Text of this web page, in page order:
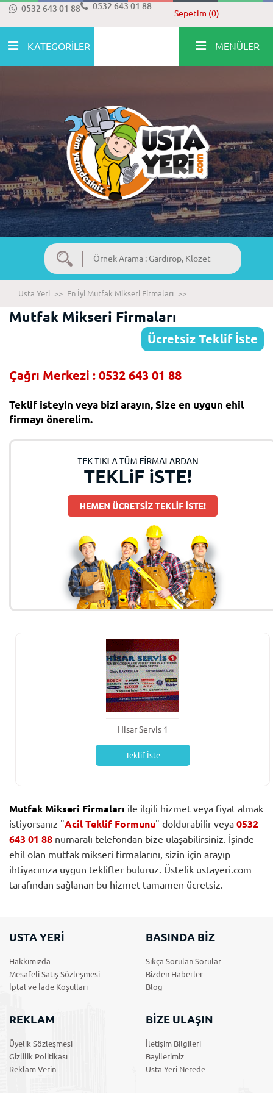
0532 643 01 88 0532 643 01 88
Sepetim (0)
KATEGORİLER MENÜLER
Usta Yeri >> En İyi Mutfak Mikseri Firmaları >>
Mutfak Mikseri Firmaları
Ücretsiz Teklif İste
Çağrı Merkezi : 0532 643 01 88
Teklif isteyin veya bizi arayın, Size en uygun ehil
firmayı önerelim.
Hisar Servis 1
Teklif İste
Mutfak Mikseri Firmaları ile ilgili hizmet veya fiyat almak
istiyorsanız "Acil Teklif Formunu" doldurabilir veya 0532
643 01 88 numaralı telefondan bize ulaşabilirsiniz. İşinde
ehil olan mutfak mikseri firmalarını, sizin için arayıp
ihtiyacınıza uygun teklifler buluruz. Üstelik ustayeri.com
tarafından sağlanan bu hizmet tamamen ücretsiz.
USTA YERİ
Hakkımızda
Mesafeli Satış Sözleşmesi
İptal ve İade Koşulları
BASINDA BİZ
Sıkça Sorulan Sorular
Bizden Haberler
Blog
REKLAM
Üyelik Sözleşmesi
Gizlilik Politikası
Reklam Verin
BİZE ULAŞIN
İletişim Bilgileri
Bayilerimiz
Usta Yeri Nerede